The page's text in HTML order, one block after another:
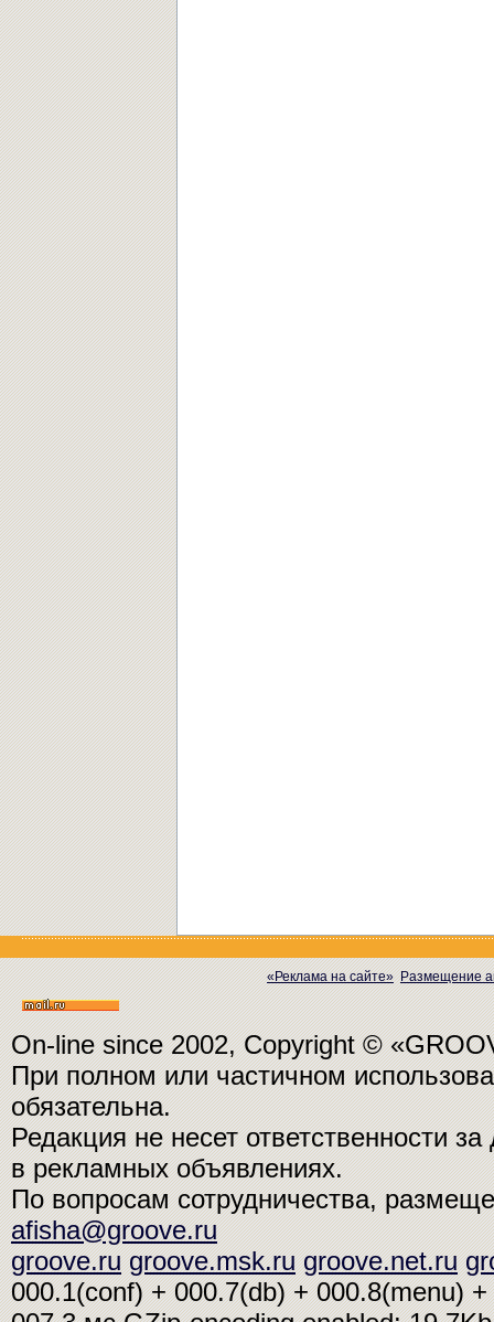
«Реклама на сайте» Размещение
On-line since 2002, Copyright ©
При полном или частичном
обязательна.
Редакция не несет ответственности
в рекламных объявлениях.
По вопросам сотрудничества,
afisha@groove.ru
groove.ru groove.msk.ru groove.net.ru
000.1(conf) + 000.7(db) + 000.8(menu)